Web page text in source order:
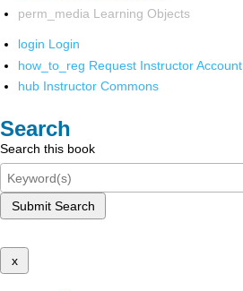
perm_media Learning Objects
login Login
how_to_reg Request Instructor Account
hub Instructor Commons
Search
Search this book
Submit Search
x